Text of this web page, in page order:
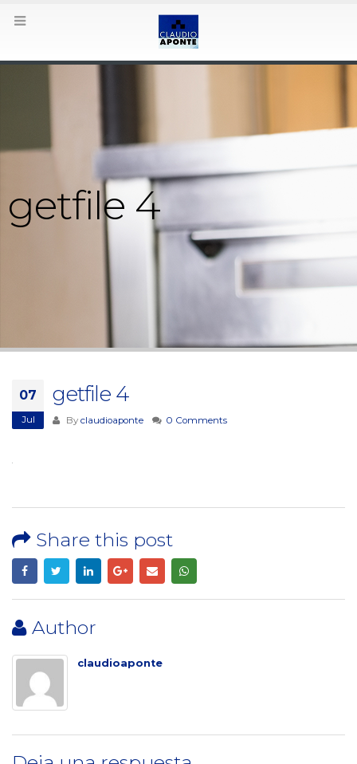
getfile 4
07
Jul
getfile 4
By claudioaponte 0 Comments
Share this post
Author
claudioaponte